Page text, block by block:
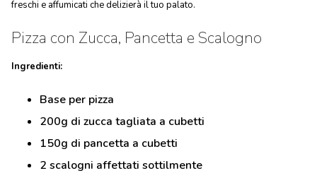
freschi e affumicati che delizierà il tuo palato.
Pizza con Zucca, Pancetta e Scalogno
Ingredienti:
Base per pizza
200g di zucca tagliata a cubetti
150g di pancetta a cubetti
2 scalogni affettati sottilmente